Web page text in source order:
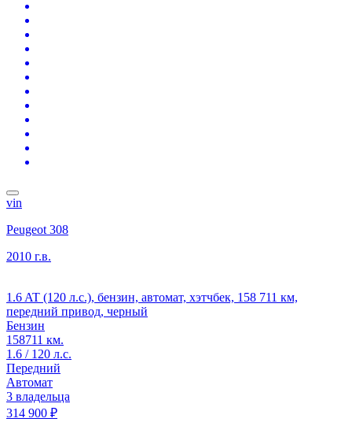
vin
Peugeot 308
2010 г.в.
1.6 AT (120 л.с.), бензин, автомат, хэтчбек, 158 711 км,
передний привод, черный
Бензин
158711 км.
1.6 / 120 л.с.
Передний
Автомат
3 владельца
314 900 ₽